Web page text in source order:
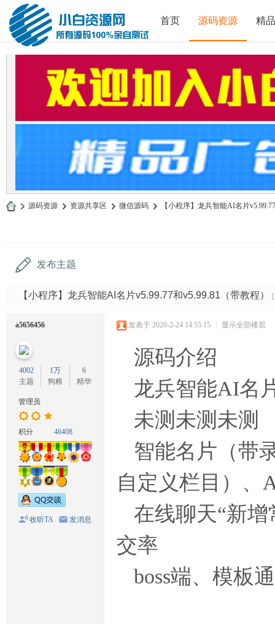
首页 源码资源 精
» 源码资源 › 资源共享区 › 微信源码 › 【小程序】龙兵智能AI名片
发布主题
【小程序】龙兵智能AI名片v5.99.77和v5.99.81（带教程）
a5656456
4002
主题
1万
狗粮
6
精华
管理员
积分 46408
收听TA 发消息
发表于 2020-2-24 14:55:15 | 显示全部楼层
源码介绍
龙兵智能AI名
未测未测未测
智能名片（带
自定义栏目）、
在线聊天“新
交率
boss端、模板